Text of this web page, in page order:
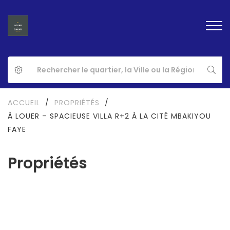
Propriétés
ACCUEIL / PROPRIÉTÉS
/
À LOUER – SPACIEUSE VILLA R+2 À LA CITÉ MBAKIYOU
FAYE